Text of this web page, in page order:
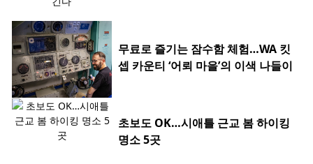
무료로 즐기는 잠수함 체험…WA 킷
셉 카운티 ‘어뢰 마을’의 이색 나들이
초보도 OK…시애틀 근교 봄 하이킹
명소 5곳